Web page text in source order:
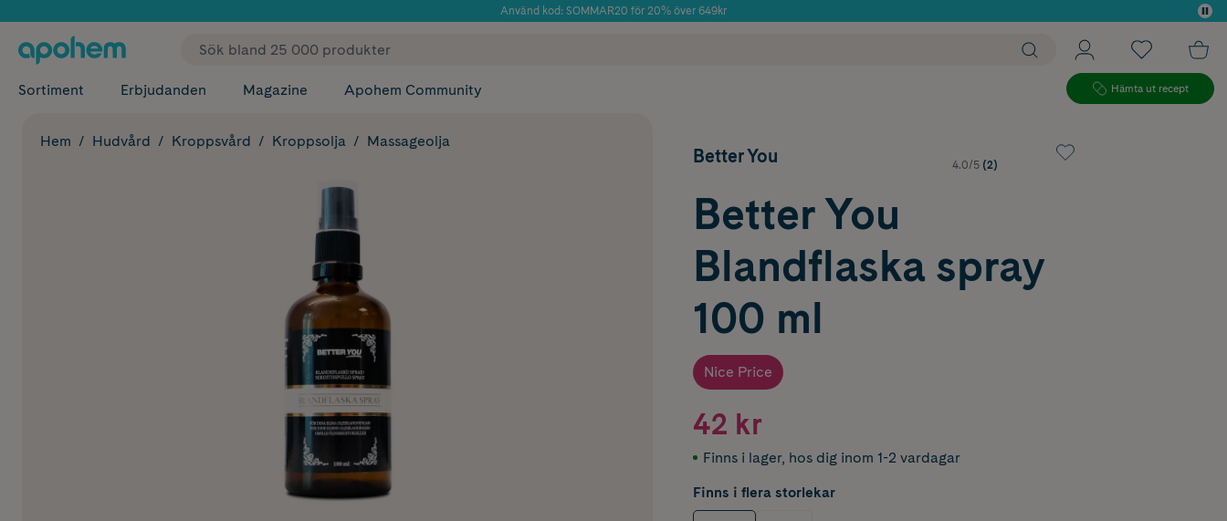
Använd kod: SOMMAR20 för 20% över 649kr
✓ Fri frakt
Sortiment Erbjudanden Magazine Apohem Community Hämta ut recept
Hem Hudvård Kroppsvård Kroppsolja Massageolja
Better You 4.0/5 (2)
Better You
Blandflaska spray
100 ml
Nice Price
42 kr
Finns i lager, hos dig inom 1-2 vardagar
Finns i flera storlekar